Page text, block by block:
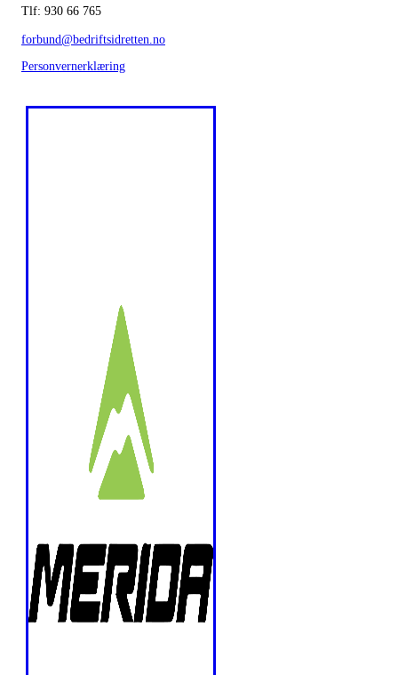
Tlf: 930 66 765
forbund@bedriftsidretten.no
Personvernerklæring